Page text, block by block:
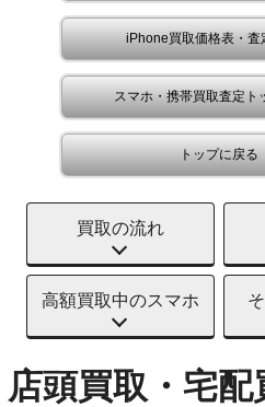
iPhone買取価格表・査
スマホ・携帯買取査定ト
トップに戻る
買取の流れ
高額買取中のスマホ
店頭買取・宅